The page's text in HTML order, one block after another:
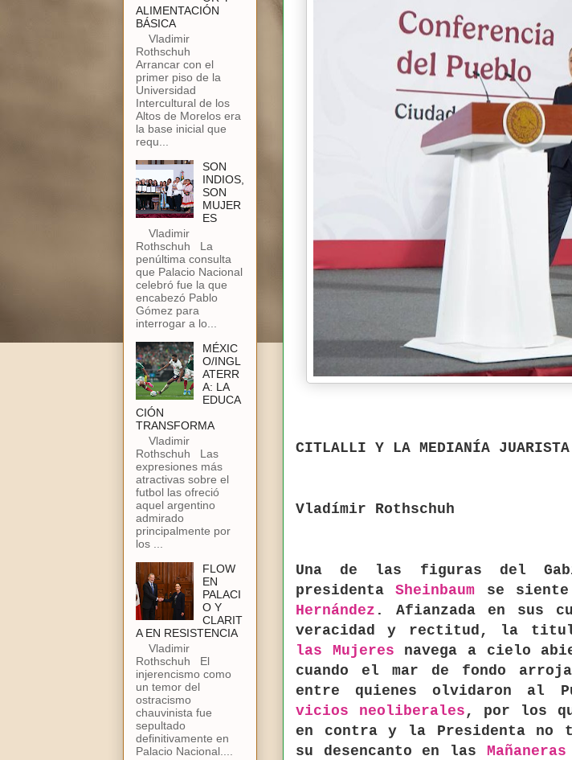
CITLALLI Y LA MEDIANÍA JUARISTA
Vladímir Rothschuh
Una de las figuras del
presidentaSheinbaum se siente
Hernández . Afianzada en sus
veracidad y rectitud, la
las Mujeres navega a cielo
cuando el mar de fondo
entre quienes olvidaron al
vicios neoliberales , por los
en contra y la Presidenta no
su desencanto en las
ALIMENTACIÓN
BÁSICA
Vladimir
Rothschuh
Arrancar con el
primer piso de la
Universidad
Intercultural de los
Altos de Morelos era
la base inicial que
requ...
SON
INDIOS,
SON
MUJER
ES
Vladimir
Rothschuh La
penúltima consulta
que Palacio Nacional
celebró fue la que
encabezó Pablo
Gómez para
interrogar a lo...
MÉXIC
O/INGL
ATERR
A: LA
EDUCA
CIÓN
TRANSFORMA
Vladimir
Rothschuh Las
expresiones más
atractivas sobre el
futbol las ofreció
aquel argentino
admirado
principalmente por
los ...
FLOW
EN
PALACI
O Y
CLARIT
A EN RESISTENCIA
Vladimir
Rothschuh El
injerencismo como
un temor del
ostracismo
chauvinista fue
sepultado
definitivamente en
Palacio Nacional....